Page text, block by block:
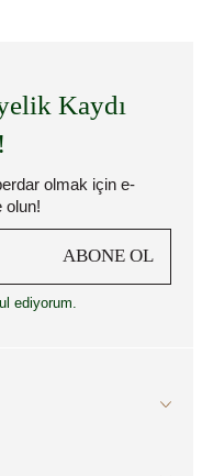
Kaydı
olmak için e-
olun!
ABONE OL
ediyorum.